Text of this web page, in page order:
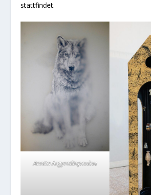
stattfindet.
Annita Argyroiliopoulou